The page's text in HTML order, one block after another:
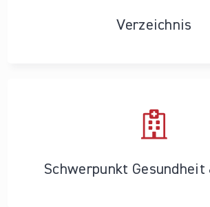
Verzeichnis
Schwerpunkt Gesundheit